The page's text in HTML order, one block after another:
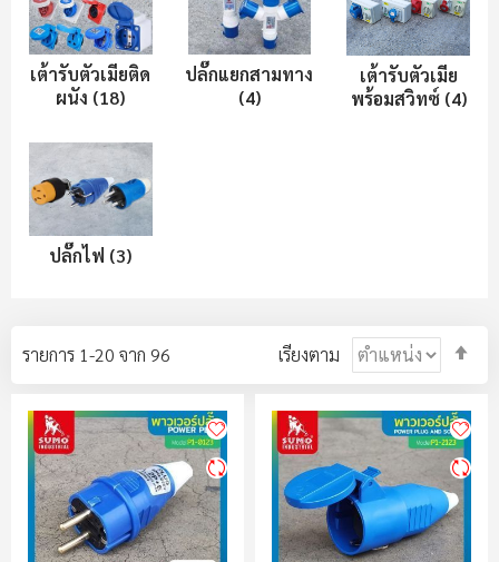
เต้ารับตัวเมียติด
ผนัง (18)
ปลั๊กแยกสามทาง
(4)
เต้ารับตัวเมีย
พร้อมสวิทซ์ (4)
ปลั๊กไฟ (3)
รายการ 1-20 จาก 96 เรียงตาม